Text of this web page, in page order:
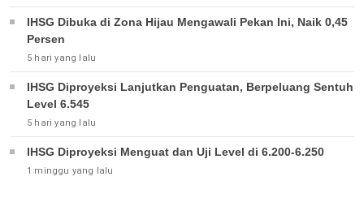
IHSG Dibuka di Zona Hijau Mengawali Pekan Ini, Naik 0,45
Persen
5 hari yang lalu
IHSG Diproyeksi Lanjutkan Penguatan, Berpeluang Sentuh
Level 6.545
5 hari yang lalu
IHSG Diproyeksi Menguat dan Uji Level di 6.200-6.250
1 minggu yang lalu